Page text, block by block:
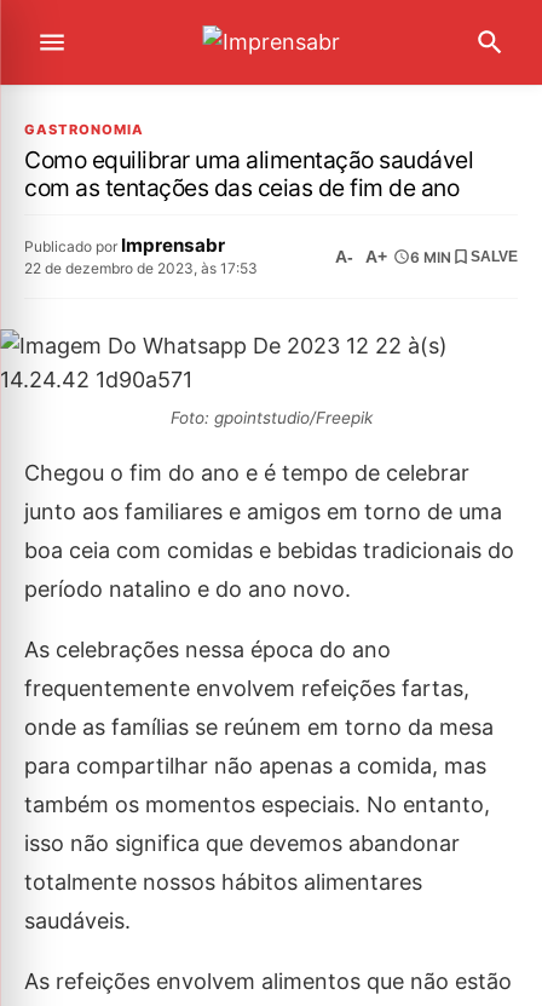
GASTRONOMIA
Como equilibrar uma alimentação saudável
com as tentações das ceias de fim de ano
Publicado por Imprensabr
22 de dezembro de 2023, às 17:53
A- A+ 6 MIN SALVE
Foto: gpointstudio/Freepik
Chegou o fim do ano e é tempo de celebrar
junto aos familiares e amigos em torno de uma
boa ceia com comidas e bebidas tradicionais do
período natalino e do ano novo.
As celebrações nessa época do ano
frequentemente envolvem refeições fartas,
onde as famílias se reúnem em torno da mesa
para compartilhar não apenas a comida, mas
também os momentos especiais. No entanto,
isso não significa que devemos abandonar
totalmente nossos hábitos alimentares
saudáveis.
As refeições envolvem alimentos que não estão